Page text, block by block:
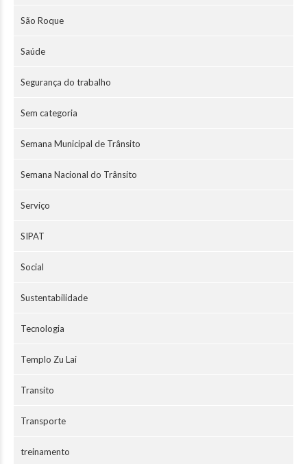
São Roque
Saúde
Segurança do trabalho
Sem categoria
Semana Municipal de Trânsito
Semana Nacional do Trânsito
Serviço
SIPAT
Social
Sustentabilidade
Tecnologia
Templo Zu Lai
Transito
Transporte
treinamento